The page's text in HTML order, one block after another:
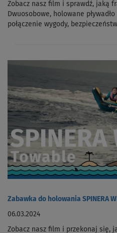
Zobacz nasz film i sprawdź, jaką
Dwuosobowe, holowane
połączenie wygody,
Zabawka do holowania SPINERA
06.03.2024
Zobacz nasz film i przekonaj się,